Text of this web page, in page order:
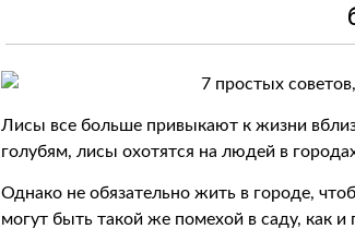
Лисы все больше привыкают к жизни
голубям, лисы охотятся на людей в
Однако не обязательно жить в городе,
могут быть такой же помехой в саду, как и